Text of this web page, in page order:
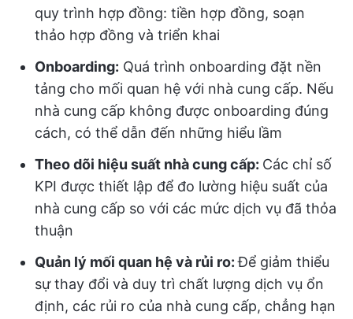
quy trình hợp đồng: tiền hợp đồng, soạn
thảo hợp đồng và triển khai
Onboarding: Quá trình onboarding đặt nền
tảng cho mối quan hệ với nhà cung cấp. Nếu
nhà cung cấp không được onboarding đúng
cách, có thể dẫn đến những hiểu lầm
Theo dõi hiệu suất nhà cung cấp: Các chỉ số
KPI được thiết lập để đo lường hiệu suất của
nhà cung cấp so với các mức dịch vụ đã thỏa
thuận
Quản lý mối quan hệ và rủi ro:Để giảm thiểu
sự thay đổi và duy trì chất lượng dịch vụ ổn
định, các rủi ro của nhà cung cấp, chẳng hạn